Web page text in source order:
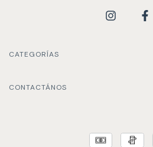
CATEGORÍAS
CONTACTÁNOS